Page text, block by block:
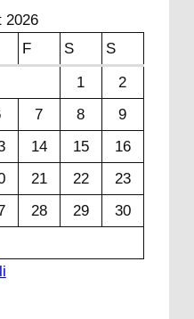
2026
F S
S
1
2
7 8
9
14 15
16
21 22
23
28 29
30